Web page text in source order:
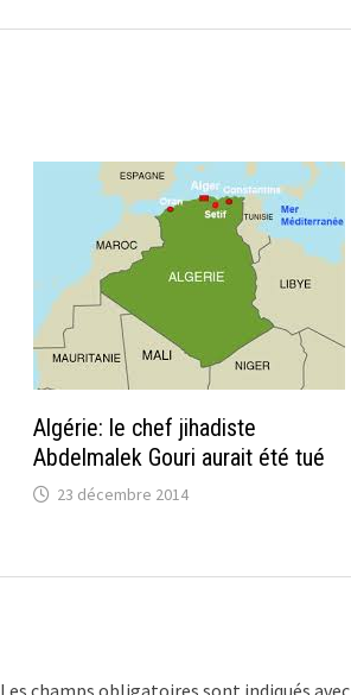
Algérie: le chef jihadiste
Abdelmalek Gouri aurait été tué
23 décembre 2014
Les champs obligatoires sont indiqués avec